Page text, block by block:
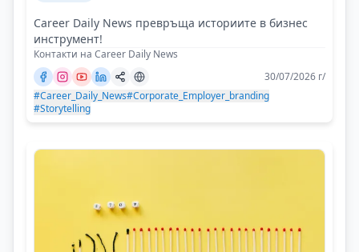
Career Daily News превръща историите в бизнес
инструмент!
Контакти на Career Daily News
30/07/2026 г/
#Career_Daily_News#Corporate_Employer_branding
#Storytelling